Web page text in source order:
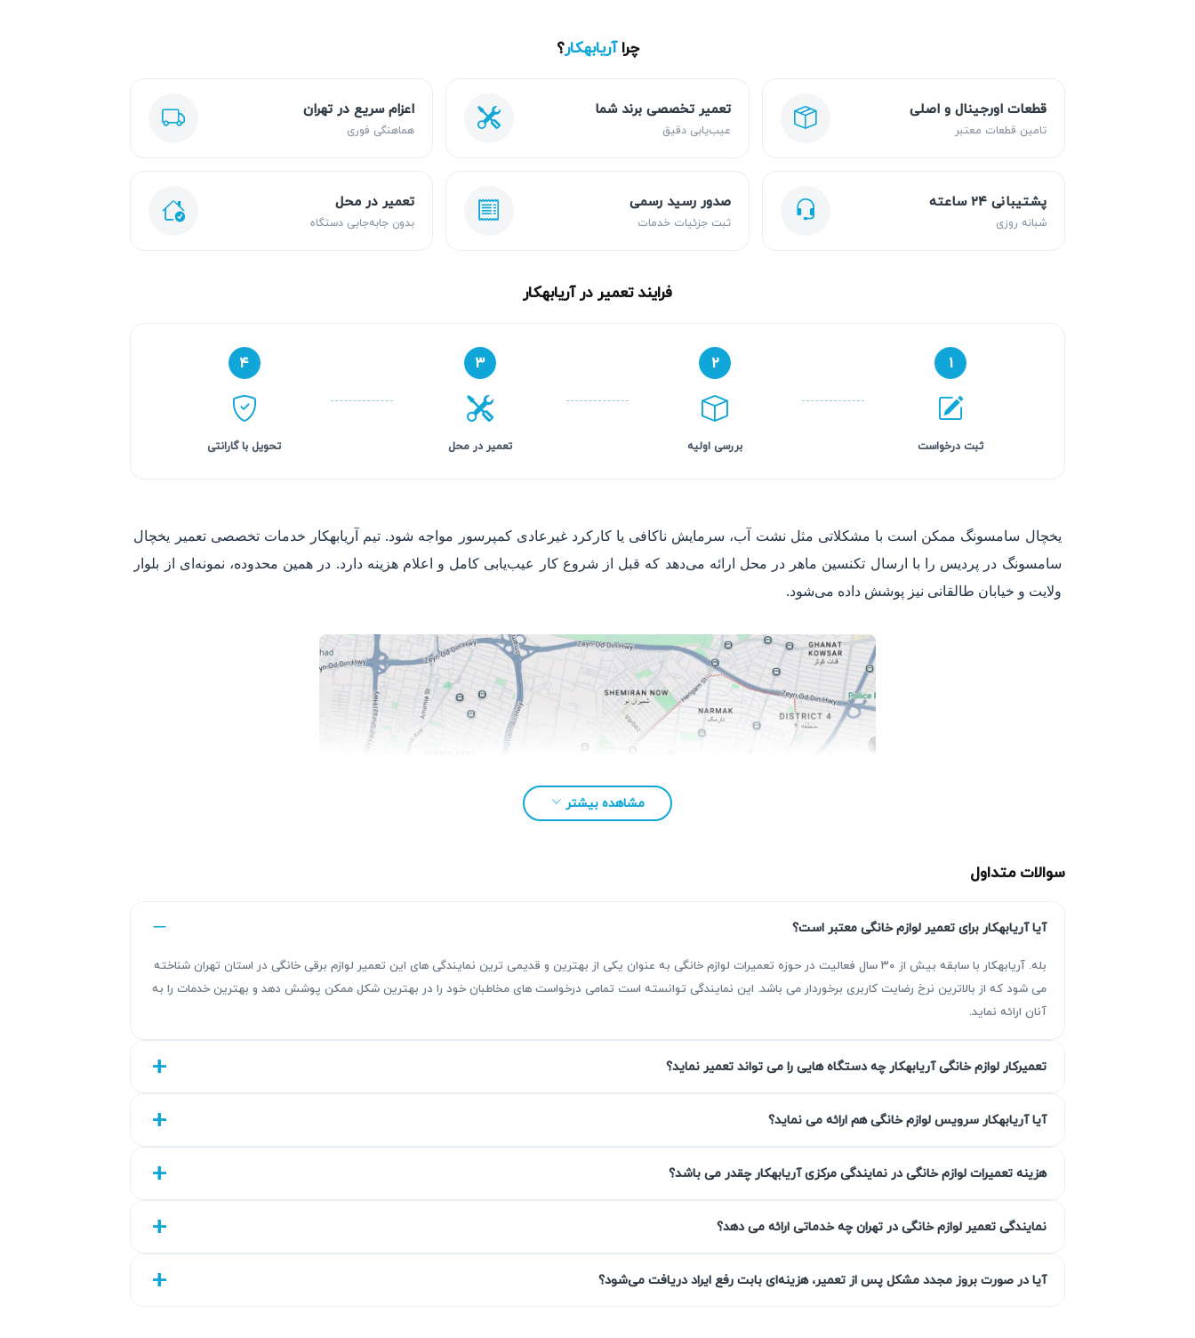
چراآریابهکار؟
قطعات اورجینال و اصلی
تامین قطعات معتبر
تعمیر تخصصی برند شما
عیب‌یابی دقیق
اعزام سریع در تهران
هماهنگی فوری
پشتیبانی ۲۴ ساعته
شبانه روزی
صدور رسید رسمی
ثبت جزئیات خدمات
تعمیر در محل
بدون جابه‌جایی دستگاه
فرایند تعمیر در آریابهکار
۱
ثبت درخواست
۲
بررسی اولیه
۳
تعمیر در محل
۴
تحویل با گارانتی
یخچال سامسونگ ممکن است با مشکلاتی مثل نشت آب، سرمایش ناکافی یا کارکرد غیرعادی کمپرسور مواجه شود. تیم آریابهکار خدمات تخصصی تعمیر یخچال
سامسونگ در پردیس را با ارسال تکنسین ماهر در محل ارائه می‌دهد که قبل از شروع کار عیب‌یابی کامل و اعلام هزینه دارد. در همین محدوده، نمونه‌ای از بلوار
ولایت و خیابان طالقانی نیز پوشش داده می‌شود.
روزه همراه است تا اعتماد شما جلب شود. این خدمات با استفاده از قطعات با کیفیت و عیب‌یابی دقیق، نتیجه‌ای قابل اتکا و کاهش مشکلات بعدی تضمین می‌گردد.
انجام شده می‌شود و در صورت بروز مشکل دوباره، بدون هزینه اضافی پیگیری صورت می‌گیرد. اعتبار و تعهد ما در ارائه خدمات تخصصی به شما نشان داده
مشاهده بیشتر
سوالات متداول
آیا آریابهکار برای تعمیر لوازم خانگی معتبر است؟
بله. آریابهکار با سابقه بیش از ۳۰ سال فعالیت در حوزه تعمیرات لوازم خانگی به عنوان یکی از بهترین و قدیمی ترین نمایندگی های این تعمیر لوازم برقی خانگی در استان تهران شناخته
می شود که از بالاترین نرخ رضایت کاربری برخوردار می باشد. این نمایندگی توانسته است تمامی درخواست های مخاطبان خود را در بهترین شکل ممکن پوشش دهد و بهترین خدمات را به
آنان ارائه نماید.
تعمیرکار لوازم خانگی آریابهکار چه دستگاه هایی را می تواند تعمیر نماید؟
آیا آریابهکار سرویس لوازم خانگی هم ارائه می نماید؟
هزینه تعمیرات لوازم خانگی در نمایندگی مرکزی آریابهکار چقدر می باشد؟
نمایندگی تعمیر لوازم خانگی در تهران چه خدماتی ارائه می دهد؟
آیا در صورت بروز مجدد مشکل پس از تعمیر، هزینه‌ای بابت رفع ایراد دریافت می‌شود؟